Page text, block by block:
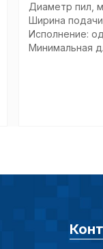
Диаметр пил,
Ширина
Исполнение:
Минимальная